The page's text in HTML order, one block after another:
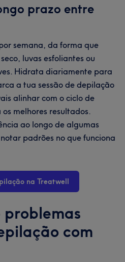
prazo entre
semana, da forma que
luvas esfoliantes ou
Hidrata diariamente para
a tua sessão de depilação
alinhar com o ciclo de
melhores resultados.
ao longo de algumas
padrões no que funciona
na Treatwell
problemas
com